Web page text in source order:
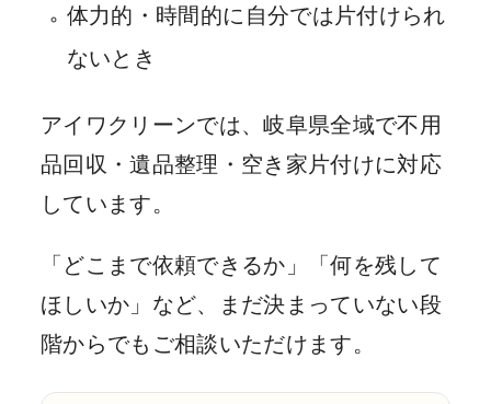
体力的・時間的に自分では片付けられ
ないとき
アイワクリーンでは、岐阜県全域で不用
品回収・遺品整理・空き家片付けに対応
しています。
「どこまで依頼できるか」「何を残して
ほしいか」など、まだ決まっていない段
階からでもご相談いただけます。